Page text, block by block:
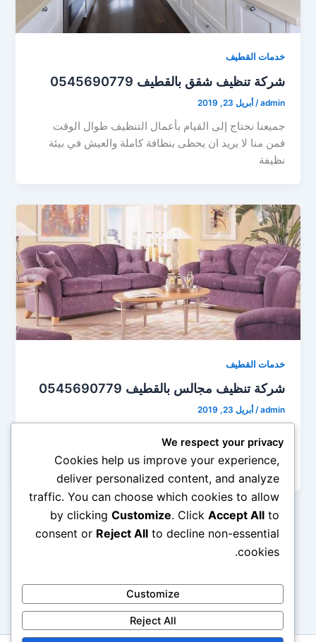
خدمات القطيف
شركة تنظيف شقق بالقطيف 0545690779
admin
/ أبريل 23, 2019
جميعنا نحتاج إلى القيام بأعمال التنظيف طوال الوقت
فمن منا لا يريد ان يحظى بنظافة كاملة والعيش في بيئة
نظيفة
خدمات القطيف
شركة تنظيف مجالس بالقطيف 0545690779
admin
/ أبريل 23, 2019
تقوم بتقديم جميع خدمات الخاصة بالتنظيف والتطهير
والتعطير لجميع أنواع المجالس والكنب،
We respect your privacy
Cookies help us improve your experience,
deliver personalized content, and analyze
traffic. You can choose which cookies to allow
by clickingCustomize. ClickAccept All to
consent or Reject All to decline non-essential
cookies.
Customize
Reject All